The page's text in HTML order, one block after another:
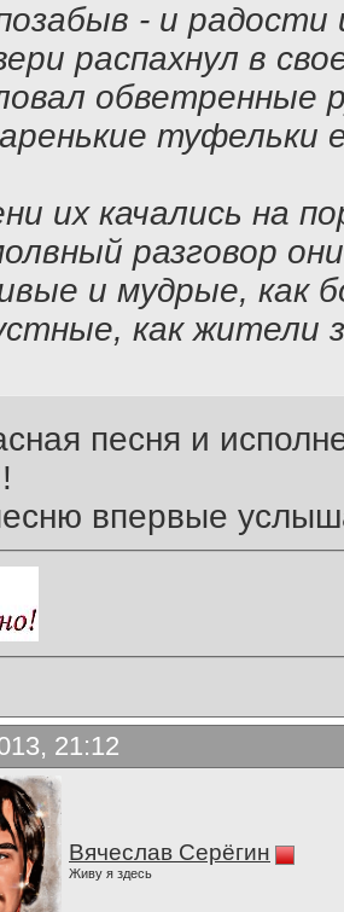
- и радости
распахнул в
обветренные
туфельки
их качались на
разговор
и мудрые, как
как жители
песня и
впервые
21:12
Вячеслав Серёгин
Живу я здесь